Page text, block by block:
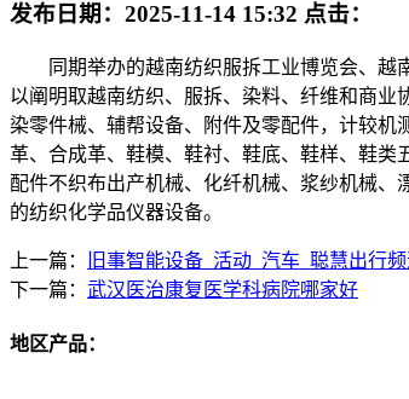
发布日期： 2025-11-14 15:32 点击：
同期举办的越南纺织服拆工业博览会、越南
以阐明取越南纺织、服拆、染料、纤维和商业
染零件械、辅帮设备、附件及零配件，计较
革、合成革、鞋模、鞋衬、鞋底、鞋样、鞋
配件不织布出产机械、化纤机械、浆纱机械
的纺织化学品仪器设备。
上一篇：
旧事智能设备_活动_汽车_聪慧出行
下一篇： 武汉医治康复医学科病院哪家好
地区产品：